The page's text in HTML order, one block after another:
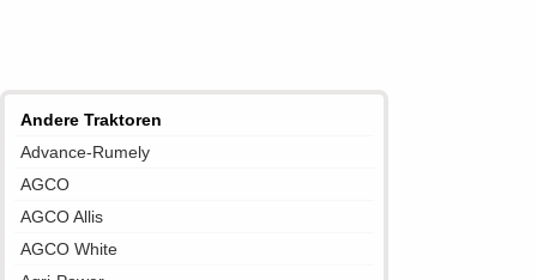
Andere Traktoren
Advance-Rumely
AGCO
AGCO Allis
AGCO White